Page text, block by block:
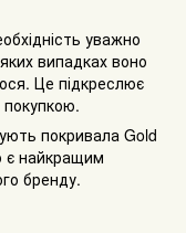
уважно
випадках воно
Це підкреслює
покривала Gold
є найкращим
бренду.